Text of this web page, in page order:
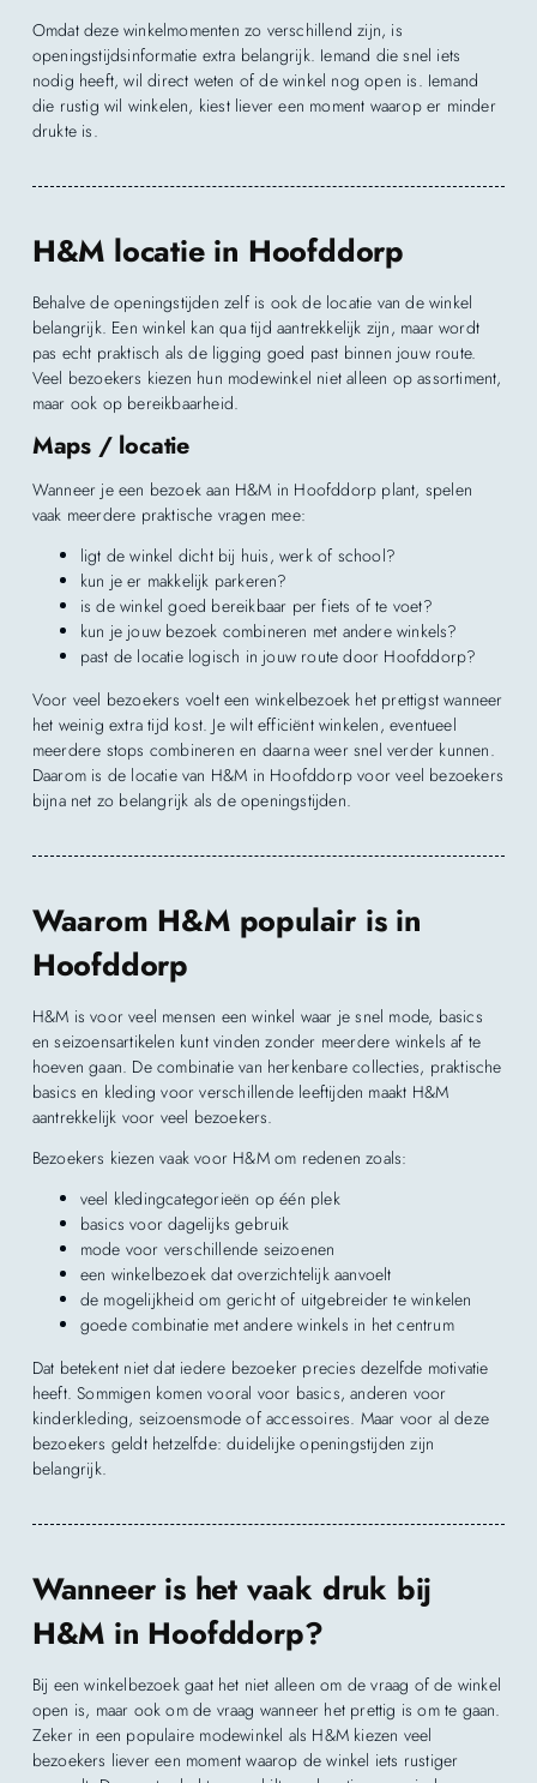
Omdat deze winkelmomenten zo verschillend zijn, is
openingstijdsinformatie extra belangrijk. Iemand die snel iets
nodig heeft, wil direct weten of de winkel nog open is. Iemand
die rustig wil winkelen, kiest liever een moment waarop er minder
drukte is.
H&M locatie in Hoofddorp
Behalve de openingstijden zelf is ook de locatie van de winkel
belangrijk. Een winkel kan qua tijd aantrekkelijk zijn, maar wordt
pas echt praktisch als de ligging goed past binnen jouw route.
Veel bezoekers kiezen hun modewinkel niet alleen op assortiment,
maar ook op bereikbaarheid.
Maps / locatie
Wanneer je een bezoek aan H&M in Hoofddorp plant, spelen
vaak meerdere praktische vragen mee:
ligt de winkel dicht bij huis, werk of school?
kun je er makkelijk parkeren?
is de winkel goed bereikbaar per fiets of te voet?
kun je jouw bezoek combineren met andere winkels?
past de locatie logisch in jouw route door Hoofddorp?
Voor veel bezoekers voelt een winkelbezoek het prettigst wanneer
het weinig extra tijd kost. Je wilt efficiënt winkelen, eventueel
meerdere stops combineren en daarna weer snel verder kunnen.
Daarom is de locatie van H&M in Hoofddorp voor veel bezoekers
bijna net zo belangrijk als de openingstijden.
Waarom H&M populair is in
Hoofddorp
H&M is voor veel mensen een winkel waar je snel mode, basics
en seizoensartikelen kunt vinden zonder meerdere winkels af te
hoeven gaan. De combinatie van herkenbare collecties, praktische
basics en kleding voor verschillende leeftijden maakt H&M
aantrekkelijk voor veel bezoekers.
Bezoekers kiezen vaak voor H&M om redenen zoals:
veel kledingcategorieën op één plek
basics voor dagelijks gebruik
mode voor verschillende seizoenen
een winkelbezoek dat overzichtelijk aanvoelt
de mogelijkheid om gericht of uitgebreider te winkelen
goede combinatie met andere winkels in het centrum
Dat betekent niet dat iedere bezoeker precies dezelfde motivatie
heeft. Sommigen komen vooral voor basics, anderen voor
kinderkleding, seizoensmode of accessoires. Maar voor al deze
bezoekers geldt hetzelfde: duidelijke openingstijden zijn
belangrijk.
Wanneer is het vaak druk bij
H&M in Hoofddorp?
Bij een winkelbezoek gaat het niet alleen om de vraag of de winkel
open is, maar ook om de vraag wanneer het prettig is om te gaan.
Zeker in een populaire modewinkel als H&M kiezen veel
bezoekers liever een moment waarop de winkel iets rustiger